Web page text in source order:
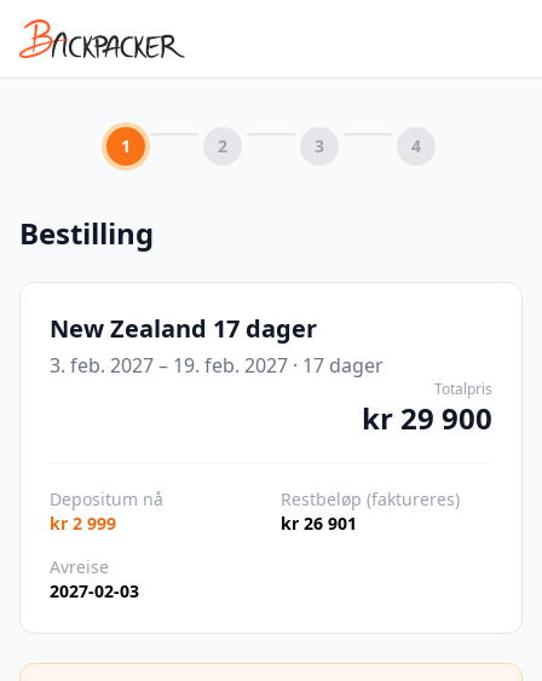
1 2 3 4
Bestilling
New Zealand 17 dager
3. feb. 2027 – 19. feb. 2027 · 17 dager
Totalpris
kr 29 900
Depositum nå
kr 2 999
Restbeløp (faktureres)
kr 26 901
Avreise
2027-02-03